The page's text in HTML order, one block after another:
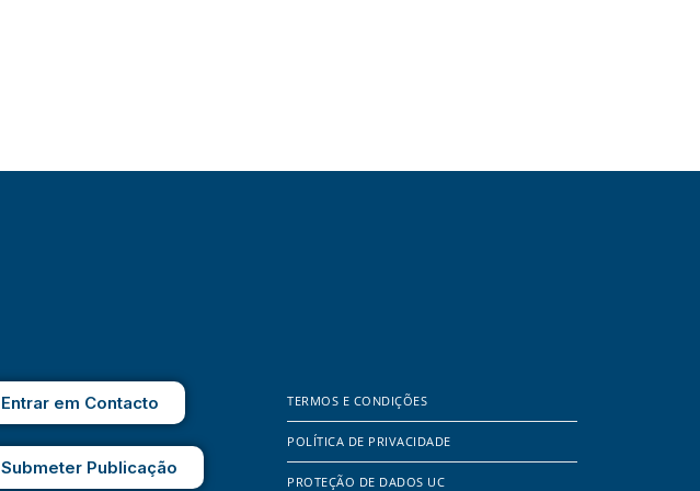
Entrar em Contacto
Submeter Publicação
TERMOS E CONDIÇÕES
POLÍTICA DE PRIVACIDADE
PROTEÇÃO DE DADOS UC